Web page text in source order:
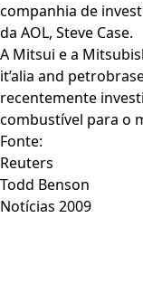
companhia de
da AOL, Steve Case.
A Mitsui e a
it’alia and
recentemente
combustível para o
Fonte:
Reuters
Todd Benson
Notícias 2009